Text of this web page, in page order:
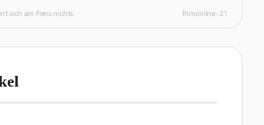
sich am Preis nichts. fhmonline-21